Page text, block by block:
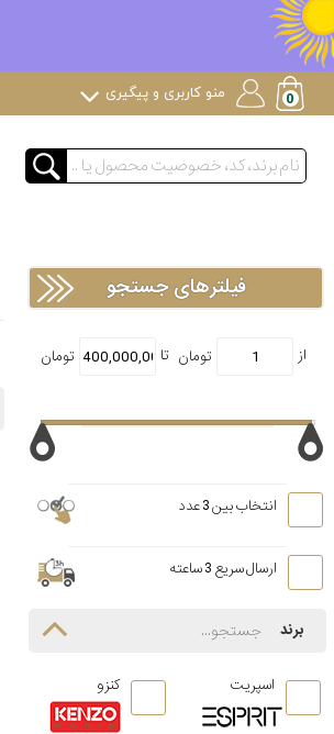
منو کاربری و پیگیری
فیلترهای جستجو
انتخاب بین 3 عدد
ارسال سریع 3 ساعته
برند
اسپریت کنزو